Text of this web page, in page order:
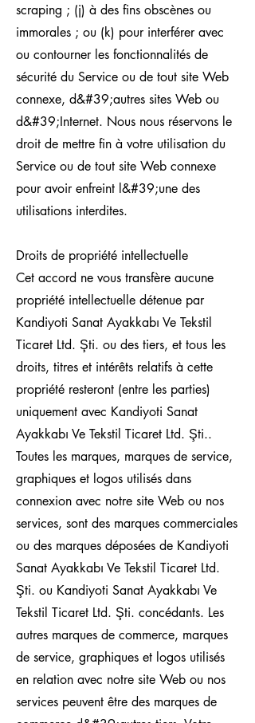
scraping ; (j) à des fins obscènes ou
immorales ; ou (k) pour interférer avec
ou contourner les fonctionnalités de
sécurité du Service ou de tout site Web
connexe, d&#39;autres sites Web ou
d&#39;Internet. Nous nous réservons le
droit de mettre fin à votre utilisation du
Service ou de tout site Web connexe
pour avoir enfreint l&#39;une des
utilisations interdites.
Droits de propriété intellectuelle
Cet accord ne vous transfère aucune
propriété intellectuelle détenue par
Kandiyoti Sanat Ayakkabı Ve Tekstil
Ticaret Ltd. Şti. ou des tiers, et tous les
droits, titres et intérêts relatifs à cette
propriété resteront (entre les parties)
uniquement avec Kandiyoti Sanat
Ayakkabı Ve Tekstil Ticaret Ltd. Şti..
Toutes les marques, marques de service,
graphiques et logos utilisés dans
connexion avec notre site Web ou nos
services, sont des marques commerciales
ou des marques déposées de Kandiyoti
Sanat Ayakkabı Ve Tekstil Ticaret Ltd.
Şti. ou Kandiyoti Sanat Ayakkabı Ve
Tekstil Ticaret Ltd. Şti. concédants. Les
autres marques de commerce, marques
de service, graphiques et logos utilisés
en relation avec notre site Web ou nos
services peuvent être des marques de